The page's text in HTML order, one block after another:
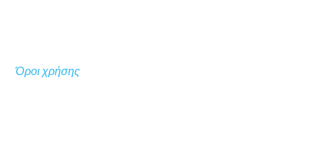
Όροι χρήσης